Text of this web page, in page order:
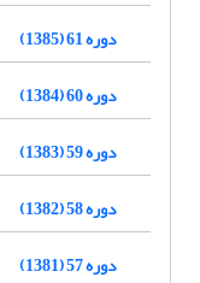
دوره 61 (1385)
دوره 60 (1384)
دوره 59 (1383)
دوره 58 (1382)
دوره 57 (1381)